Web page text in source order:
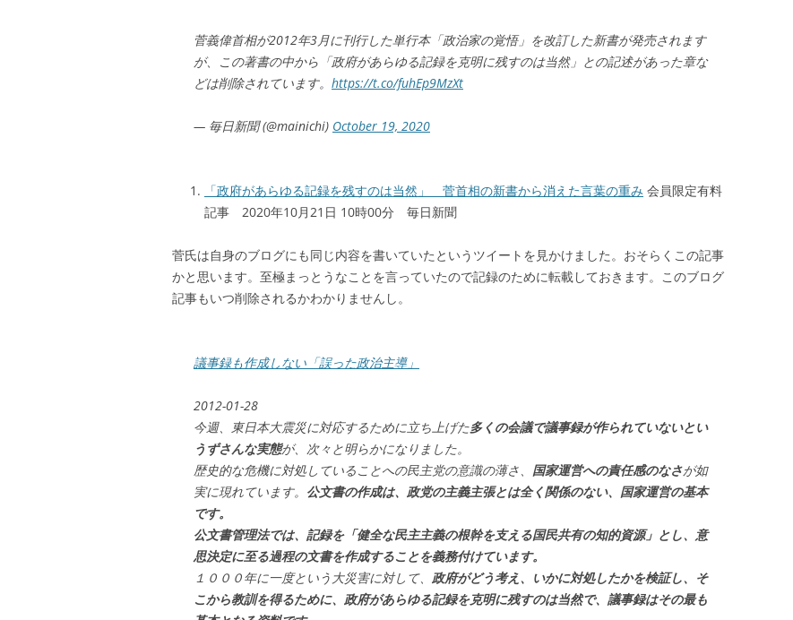
菅義偉首相が2012年3月に刊行した単行本「政治家の覚悟」を改訂した新書が発売されます
が、この著書の中から「政府があらゆる記録を克明に残すのは当然」との記述があった章な
どは削除されています。 https://t.co/fuhEp9MzXt
— 毎日新聞 (@mainichi) October 19, 2020
「政府があらゆる記録を残すのは当然」 菅首相の新書から消えた言葉の重み 会員限定有料
記事 2020年10月21日 10時00分 毎日新聞
菅氏は自身のブログにも同じ内容を書いていたというツイートを見かけました。おそらくこの記事
かと思います。至極まっとうなことを言っていたので記録のために転載しておきます。このブログ
記事もいつ削除されるかわかりませんし。
議事録も作成しない「誤った政治主導」
2012-01-28
今週、東日本大震災に対応するために立ち上げた多くの会議で議事録が作られていないとい
うずさんな実態が、次々と明らかになりました。
歴史的な危機に対処していることへの民主党の意識の薄さ、 国家運営への責任感のなさが如
実に現れています。 公文書の作成は、政党の主義主張とは全く関係のない、国家運営の基本
です。
公文書管理法では、記録を「健全な民主主義の根幹を支える国民共有の知的資源」とし、意
思決定に至る過程の文書を作成することを義務付けています。
１０００年に一度という大災害に対して、 政府がどう考え、いかに対処したかを検証し、そ
こから教訓を得るために、政府があらゆる記録を克明に残すのは当然で、議事録はその最も